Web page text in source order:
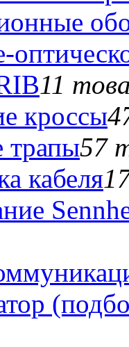
11
кроссы
трапы57
кабеля